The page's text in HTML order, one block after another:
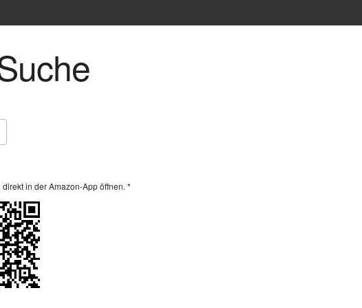
in der Amazon-App öffnen. *